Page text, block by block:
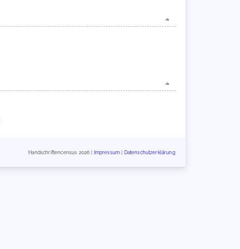
Handschriftencensus 2026 | Impressum Datenschutzerklärung